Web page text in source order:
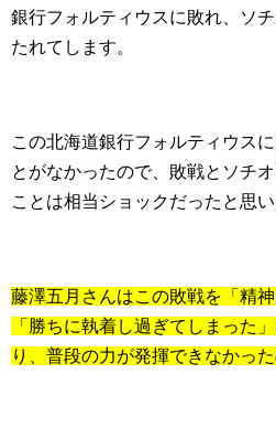
銀行フォルティウスに敗れ、ソ
たれてします。
この北海道銀行フォルティウス
とがなかったので、敗戦とソチ
ことは相当ショックだったと思い
藤澤五月さんはこの敗戦を「精
「勝ちに執着し過ぎてしまった
り、普段の力が発揮できなかった